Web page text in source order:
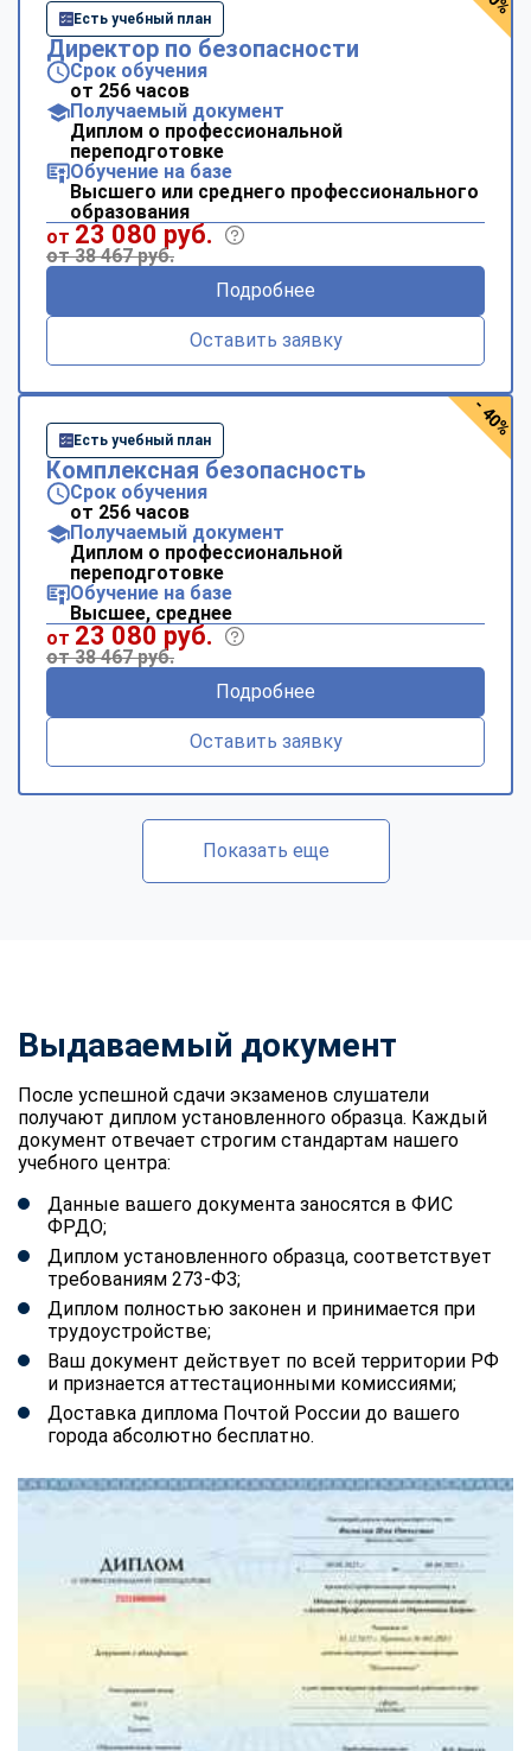
Есть учебный план
Директор по безопасности
Срок обучения
от 256 часов
Получаемый документ
Диплом о профессиональной
переподготовке
Обучение на базе
Высшего или среднего профессионального
образования
от 23 080 руб.
от 38 467 руб.
Подробнее
Оставить заявку
Есть учебный план
Комплексная безопасность
Срок обучения
от 256 часов
Получаемый документ
Диплом о профессиональной
переподготовке
Обучение на базе
Высшее, среднее
от 23 080 руб.
от 38 467 руб.
Подробнее
Оставить заявку
- 40%
Показать еще
Выдаваемый документ
После успешной сдачи экзаменов слушатели
получают диплом установленного образца. Каждый
документ отвечает строгим стандартам нашего
учебного центра:
Данные вашего документа заносятся в ФИС
ФРДО;
Диплом установленного образца, соответствует
требованиям 273-ФЗ;
Диплом полностью законен и принимается при
трудоустройстве;
Ваш документ действует по всей территории РФ
и признается аттестационными комиссиями;
Доставка диплома Почтой России до вашего
города абсолютно бесплатно.